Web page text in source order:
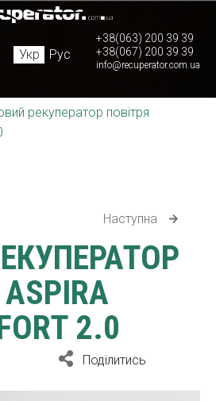
Укр Рус
+38(063) 200 39 39
+38(067) 200 39 39
info@recuperator.com.ua
рекуператор повітря
Наступна
2.0
Поділитись